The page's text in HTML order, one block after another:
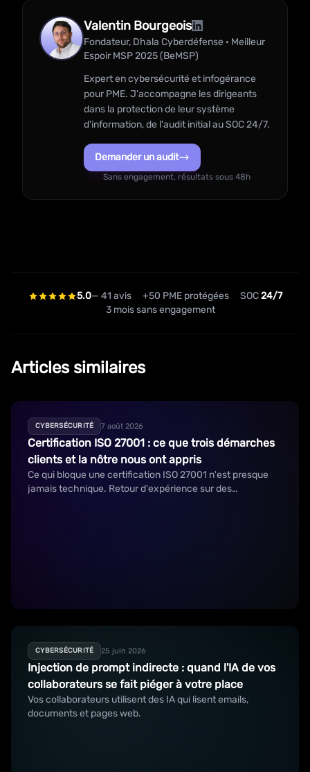
Valentin Bourgeois
Fondateur, Dhala Cyberdéfense · Meilleur
Espoir MSP 2025 (BeMSP)
Expert en cybersécurité et infogérance
pour PME. J'accompagne les dirigeants
dans la protection de leur système
d'information, de l'audit initial au SOC 24/7.
Demander un audit
Sans engagement, résultats sous 48h
5.0— 41 avis +50 PME protégées SOC24/7
3 mois sans engagement
Articles similaires
CYBERSÉCURITÉ 7 août 2026
Certification ISO 27001 : ce que trois démarches
clients et la nôtre nous ont appris
Ce qui bloque une certification ISO 27001 n'est presque
jamais technique. Retour d'expérience sur des
CYBERSÉCURITÉ 25 juin 2026
Injection de prompt indirecte : quand l'IA de vos
collaborateurs se fait piéger à votre place
Vos collaborateurs utilisent des IA qui lisent emails,
documents et pages web.